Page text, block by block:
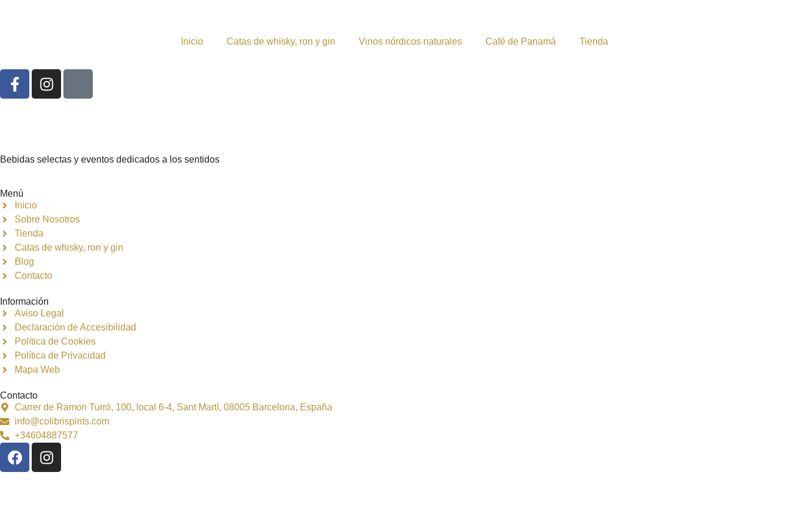
Inicio Catas de whisky, ron y gin Vinos nórdicos naturales Café de Panamá Tienda
Bebidas selectas y eventos dedicados a los sentidos
Menú
Inicio
Sobre Nosotros
Tienda
Catas de whisky, ron y gin
Blog
Contacto
Información
Aviso Legal
Declaración de Accesibilidad
Política de Cookies
Política de Privacidad
Mapa Web
Contacto
Carrer de Ramon Turró, 100, local 6-4, Sant Martí, 08005 Barcelona, España
info@colibrispirits.com
+34604887577